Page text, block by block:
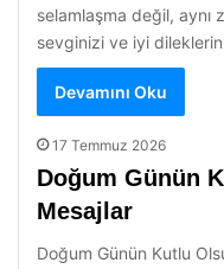
selamlaşma değil, aynı
sevginizi ve iyi
Devamını Oku
17 Temmuz 2026
Doğum Günün
Mesajlar
Doğum Günün Kutlu